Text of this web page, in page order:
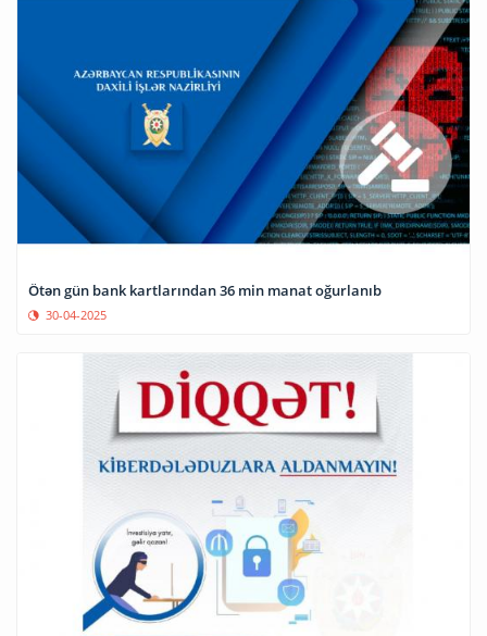
Ötən gün bank kartlarından 36 min manat oğurlanıb
30-04-2025